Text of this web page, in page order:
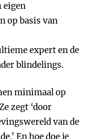
eigen
op basis van
expert en de
blindelings.
minimaal op
zegt ‘door
van de
En hoe doe je